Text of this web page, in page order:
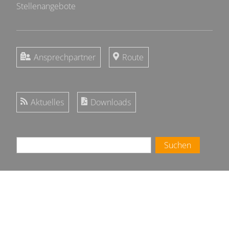
Stellenangebote
Ansprechpartner Route
Aktuelles Downloads
Suchen